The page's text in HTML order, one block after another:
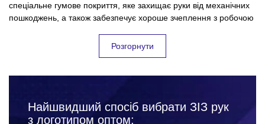
спеціальне гумове покриття, яке захищає руки від механічних
пошкоджень, а також забезпечує хороше зчеплення з робочою
Кому потрібні робочі рукавички оптом з
важкої промисловості. Купити робочі рукавички оптом з
нанесенням логотипу необхідно для таких цілей:
Розгорнути
Найшвидший спосіб вибрати ЗІЗ рук
з логотипом оптом: